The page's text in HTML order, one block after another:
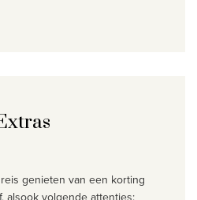
genieten van een korting